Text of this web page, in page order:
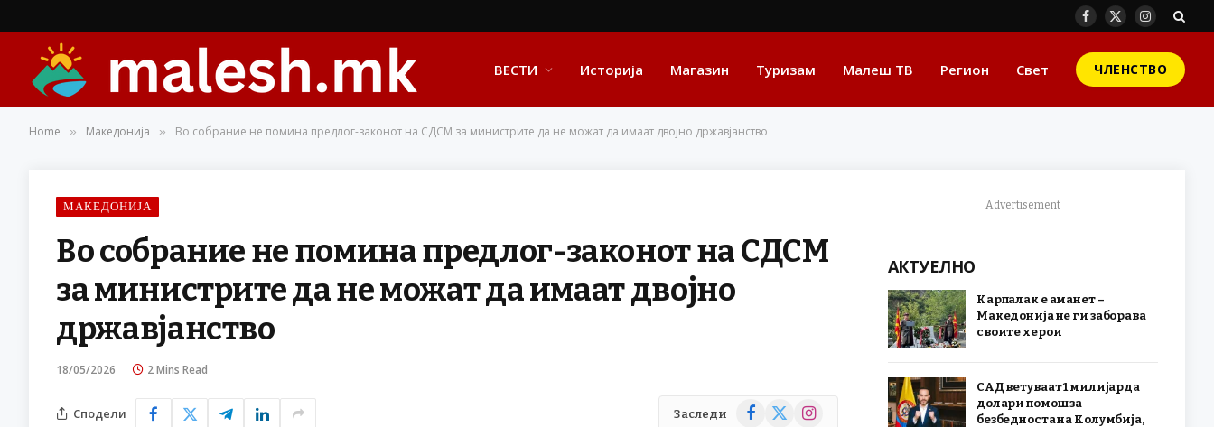
Facebook
X
Instagram
ВЕСТИ Историја Магазин Туризам Малеш ТВ Регион Свет ЧЛЕНСТВО
Home » Македонија » Во собрание не помина предлог-законот на СДСМ за министрите да не можат да имаат двојно државјанство
МАКЕДОНИЈА
Во собрание не помина предлог-законот на СДСМ
за министрите да не можат да имаат двојно
државјанство
18/05/2026 2 Mins Read
Сподели Заследи Facebook
X
Instagram
Advertisement
АКТУЕЛНО
Карпалак е аманет –
Македонија не ги заборава
своите херои
САД ветуваат 1 милијарда
долари помош за
безбедноста на Колумбија,